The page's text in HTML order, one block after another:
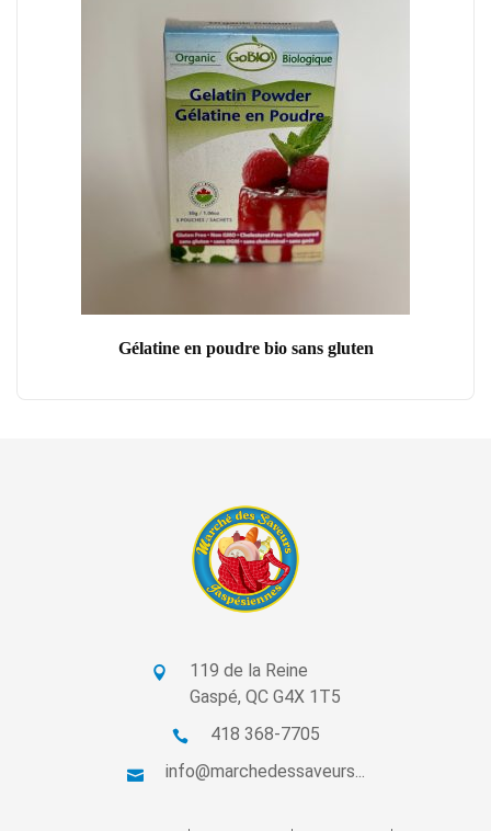
Gélatine en poudre bio sans gluten
119 de la Reine
Gaspé, QC G4X 1T5
418 368-7705
info@marchedessaveurs...